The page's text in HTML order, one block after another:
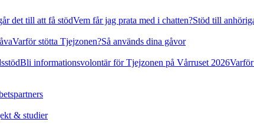
det till att få stödVem får jag prata med i chatten?Stöd till
Varför stötta Tjejzonen?Så används dina gåvor
Bli informationsvolontär för Tjejzonen på Vårruset 2026
& studier